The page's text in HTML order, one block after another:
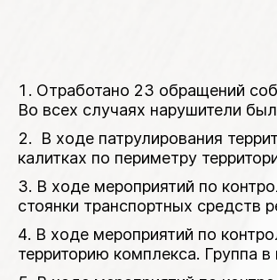
Отработано 23 обращений
Во всех случаях нарушители
В ходе патрулирования
калитках по периметру
В ходе мероприятий по
стоянки транспортных средств
В ходе мероприятий по
территорию комплекса. Группа